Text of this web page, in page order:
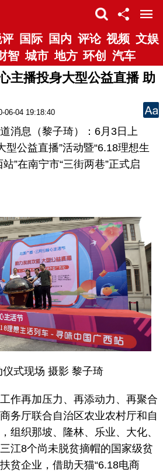
国际 国内 评论 视频 文娱
智 城市 地方 环创 汽车
主播投身大型公益直播 助
06-04 19:18:40
息（黎子琦）：6月3日上
型公益直播”活动暨“6.18理想生
”在南宁市“三街两巷”正式启
现场 摄影 黎子琦
再加压力、再添动力、再聚合
务厅联合自治区农业农村厅和自
组织那坡、隆林、乐业、大化、
江8个尚未脱贫摘帽的国家级贫
贫企业，借助天猫“6.18电商